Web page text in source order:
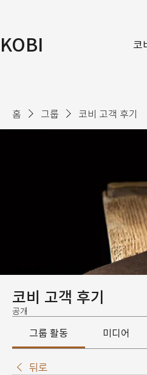
KOBI 코
홈 그룹 코비 고객 후기
코비 고객 후기
공개
그룹 활동 미디어
뒤로